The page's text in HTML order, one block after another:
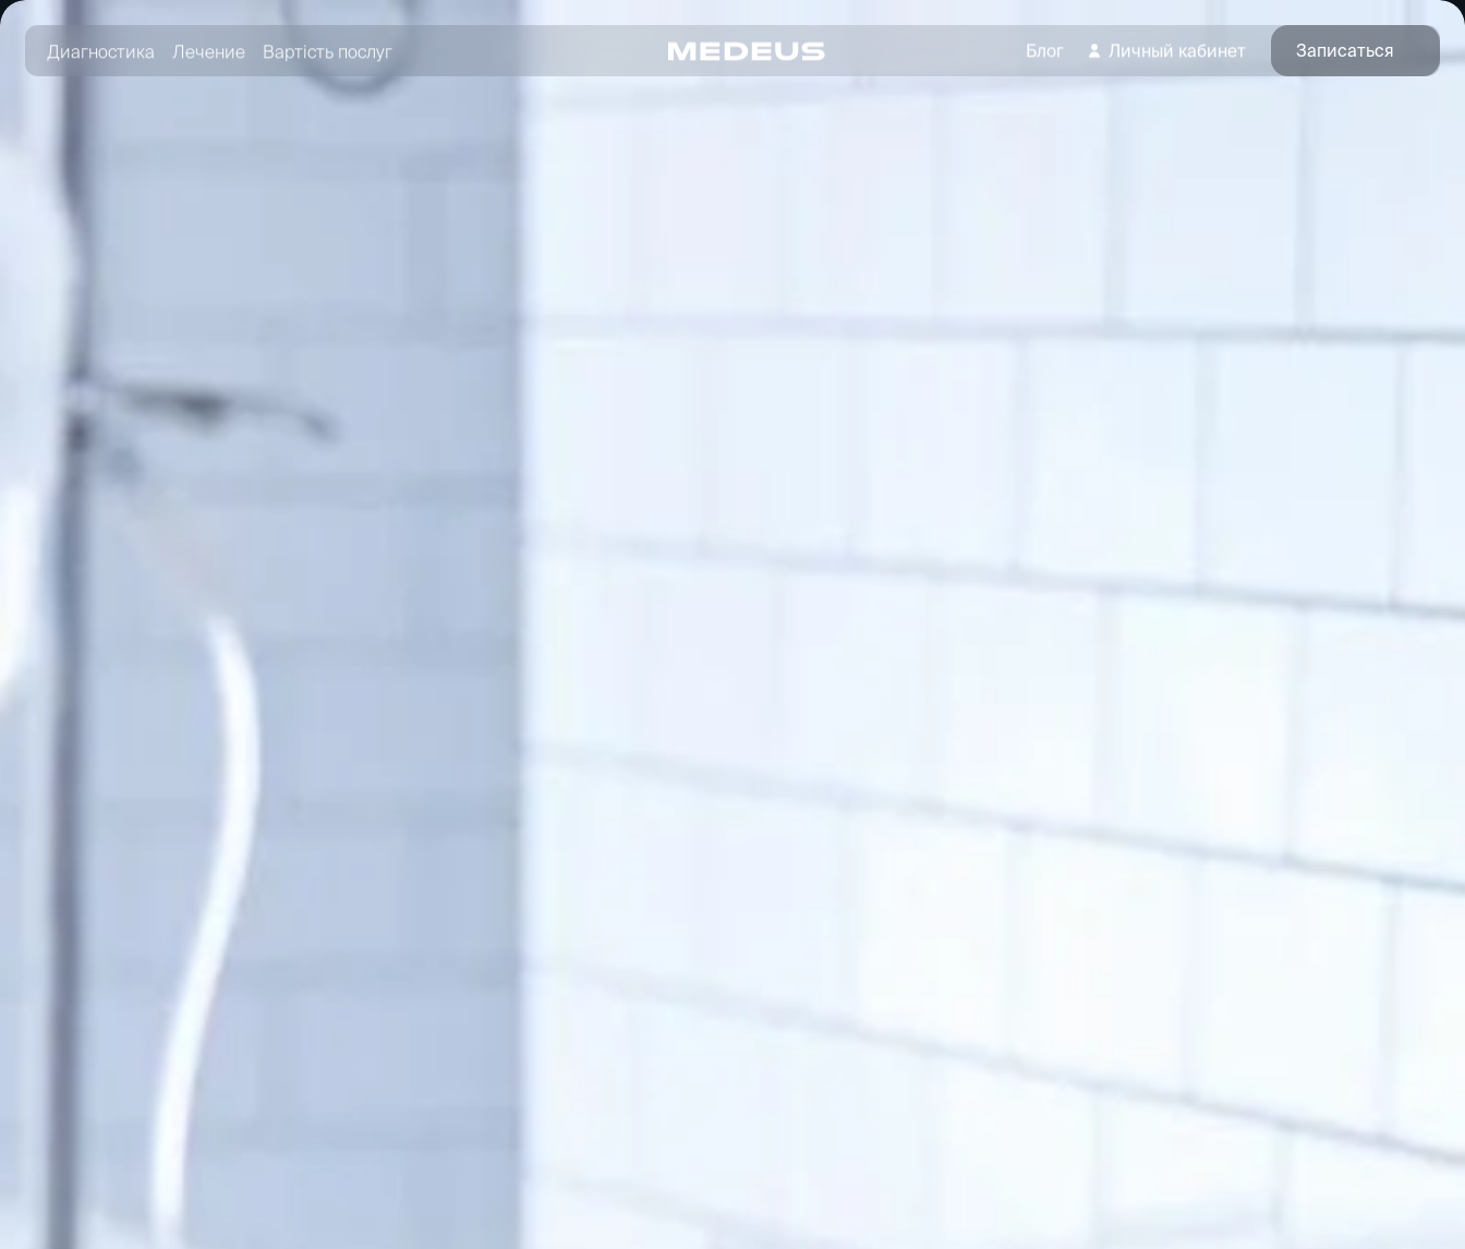
Диагностика Лечение Вартість послуг Блог Личный кабинет Записаться